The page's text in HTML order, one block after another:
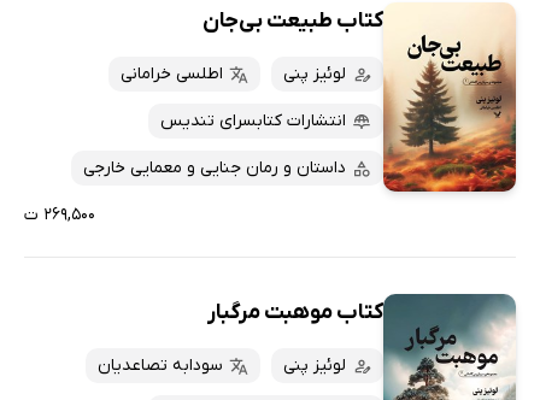
تازه‌ها
داغ‌ترین‌ها
پرفروش‌ها
پربحث‌ها
کتاب‌های صوتی
کتاب‌های متنی
کتاب طبیعت بی‌جان
لوئیز پنی اطلسی خرامانی
انتشارات کتابسرای تندیس
داستان و رمان جنایی و معمایی خارجی
۲۶۹,۵۰۰ ت
کتاب موهبت مرگبار
لوئیز پنی سودابه تصاعدیان